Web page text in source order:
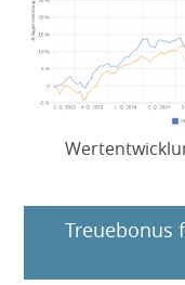
Treuebonus